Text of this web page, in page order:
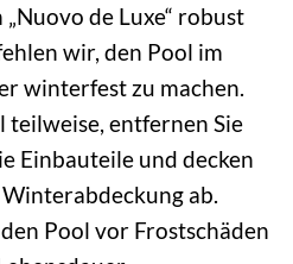
de Luxe“ robust
wir, den Pool im
winterfest zu machen.
teilweise, entfernen Sie
Einbauteile und decken
ab.
Pool vor Frostschäden